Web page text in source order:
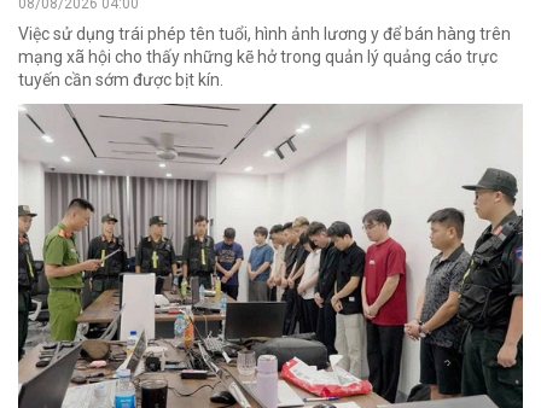
08/08/2026 04:00
Việc sử dụng trái phép tên tuổi, hình ảnh lương y để bán hàng trên
mạng xã hội cho thấy những kẽ hở trong quản lý quảng cáo trực
tuyến cần sớm được bịt kín.